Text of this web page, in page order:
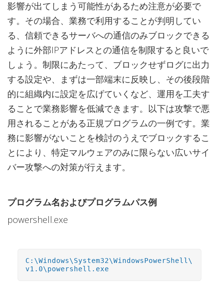
影響が出てしまう可能性があるため注意が必要で
す。その場合、業務で利用することが判明してい
る、信頼できるサーバへの通信のみブロックできる
ように外部IPアドレスとの通信を制限すると良いで
しょう。制限にあたって、ブロックせずログに出力
する設定や、まずは一部端末に反映し、その後段階
的に組織内に設定を広げていくなど、運用を工夫す
ることで業務影響を低減できます。以下は攻撃で悪
用されることがある正規プログラムの一例です。業
務に影響がないことを検討のうえでブロックするこ
とにより、特定マルウェアのみに限らない広いサイ
バー攻撃への対策が行えます。
プログラム名およびプログラムパス例
powershell.exe
C:\Windows\System32\WindowsPowerShell\
v1.0\powershell.exe